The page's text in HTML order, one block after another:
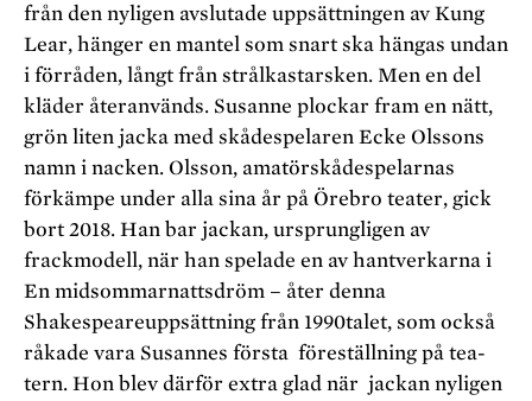
från den nyligen avslutade uppsättningen av Kung
Lear, hänger en mantel som snart ska hängas undan
i förråden, långt från strålkastarsken. Men en del
kläder återanvänds. Susanne plockar fram en nätt,
grön liten jacka med skådespelaren Ecke Olssons
namn i nacken. Olsson, amatörskådespelarnas
förkämpe under alla sina år på Öre­bro teater, gick
bort 2018. Han bar jackan, ursprungligen av
frackmodell, när han spelade en av hantverkarna i
En midsommarnattsdröm – åter denna
Shakespeareuppsättning från 1990­talet, som också
råkade vara Susannes första föreställning på tea­
tern. Hon blev därför extra glad när jackan nyligen